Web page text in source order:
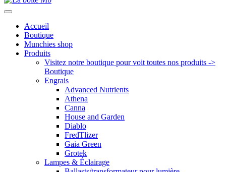
Accueil
Boutique
Munchies shop
Produits
Visitez notre boutique pour voit toutes nos produits ->
Boutique
Engrais
Advanced Nutrients
Athena
Canna
House and Garden
Diablo
FredTlizer
Gaia Green
Grotek
Lampes & Éclairage